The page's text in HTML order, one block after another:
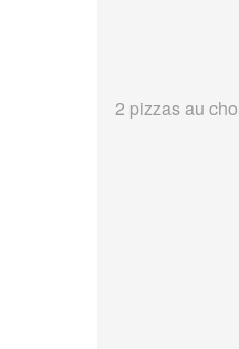
2 pizzas au